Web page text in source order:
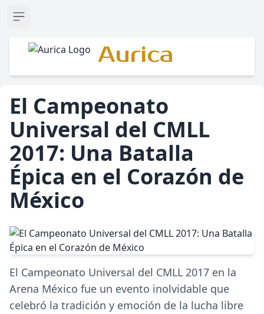
Open sidebar
Aurica
El Campeonato
Universal del CMLL
2017: Una Batalla
Épica en el Corazón de
México
El Campeonato Universal del CMLL 2017 en la
Arena México fue un evento inolvidable que
celebró la tradición y emoción de la lucha libre